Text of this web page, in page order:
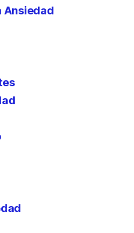
Ansiedad